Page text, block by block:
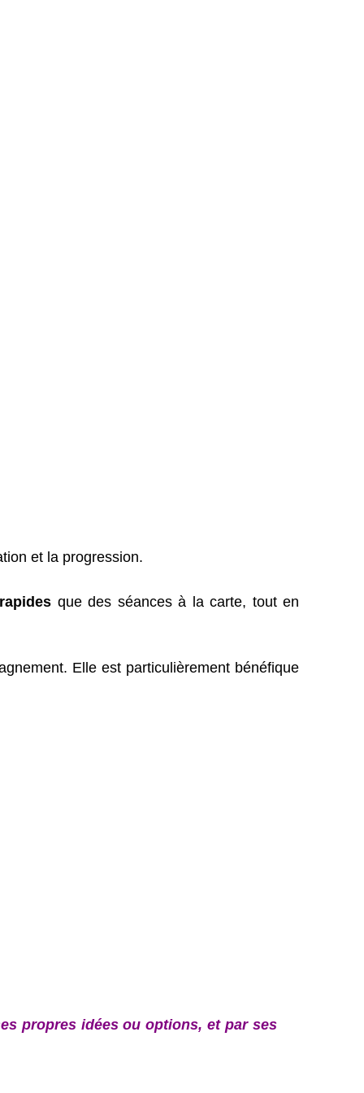
et la progression.
que des séances à la carte, tout en
Elle est particulièrement bénéfique
propres idées ou options, et par ses